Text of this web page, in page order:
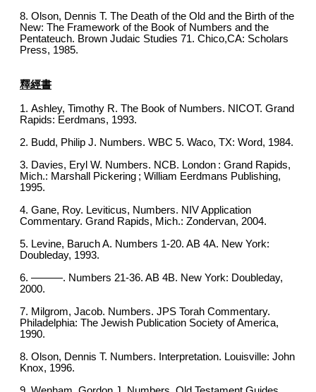
8. Olson, Dennis T. The Death of the Old and the Birth of the
New: The Framework of the Book of Numbers and the
Pentateuch. Brown Judaic Studies 71. Chico,CA: Scholars
Press, 1985.
釋經書
1. Ashley, Timothy R. The Book of Numbers. NICOT. Grand
Rapids: Eerdmans, 1993.
2. Budd, Philip J. Numbers. WBC 5. Waco, TX: Word, 1984.
3. Davies, Eryl W. Numbers. NCB. London : Grand Rapids,
Mich.: Marshall Pickering ; William Eerdmans Publishing,
1995.
4. Gane, Roy. Leviticus, Numbers. NIV Application
Commentary. Grand Rapids, Mich.: Zondervan, 2004.
5. Levine, Baruch A. Numbers 1-20. AB 4A. New York:
Doubleday, 1993.
6. ———. Numbers 21-36. AB 4B. New York: Doubleday,
2000.
7. Milgrom, Jacob. Numbers. JPS Torah Commentary.
Philadelphia: The Jewish Publication Society of America,
1990.
8. Olson, Dennis T. Numbers. Interpretation. Louisville: John
Knox, 1996.